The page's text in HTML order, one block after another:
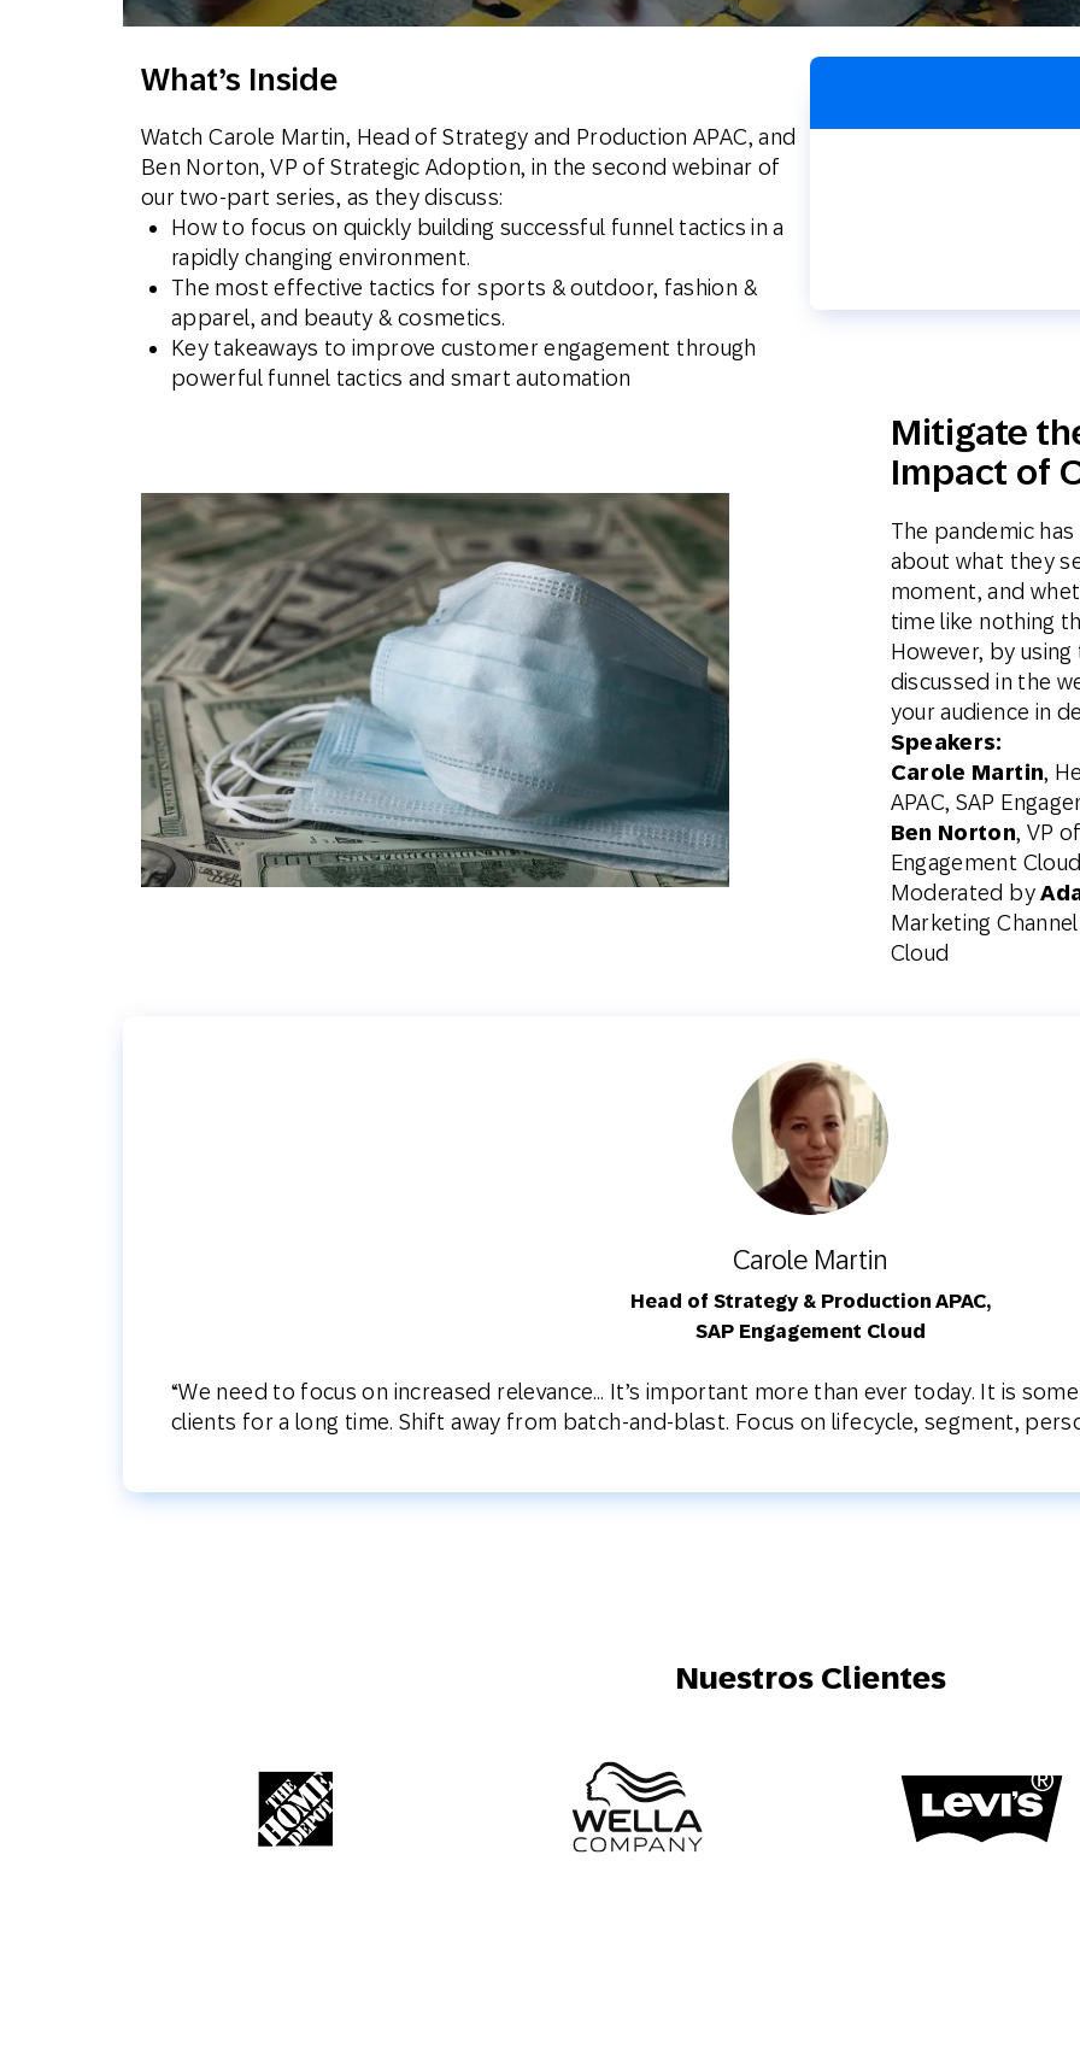
Email Web Digital Ads
What’s Inside
Watch Carole Martin, Head of Strategy and Production APAC, and
Ben Norton, VP of Strategic Adoption, in the second webinar of
our two-part series, as they discuss:
How to focus on quickly building successful funnel tactics in a
rapidly changing environment.
The most effective tactics for sports & outdoor, fashion &
apparel, and beauty & cosmetics.
Key takeaways to improve customer engagement through
powerful funnel tactics and smart automation
Mitigate
Impact of
The pandemic
about what they
moment, and
time like nothing
However, by
discussed in the
your audience in
Speakers:
Carole Martin,
APAC, SAP
Ben Norton, VP
Engagement Cloud
Moderated by
Marketing
Cloud
“We need to focus on increased relevance… It’s important more than ever today. It is
clients for a long time. Shift away from batch-and-blast. Focus on lifecycle, segment,
Carole Martin
Head of Strategy & Production APAC,
SAP Engagement Cloud
Nuestros Clientes